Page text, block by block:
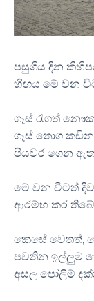
පසුගිය දින
හිඟය මේ වන
ගෑස් රැගත්
ගෑස් තොග
පියවර ගෙන
මේ වන විටත්
ආරම්භ කර
කෙසේ වෙතත්,
පවතින ඉල්ලුම
අසල පෝලිම්